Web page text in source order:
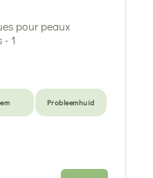
Probleemhuid